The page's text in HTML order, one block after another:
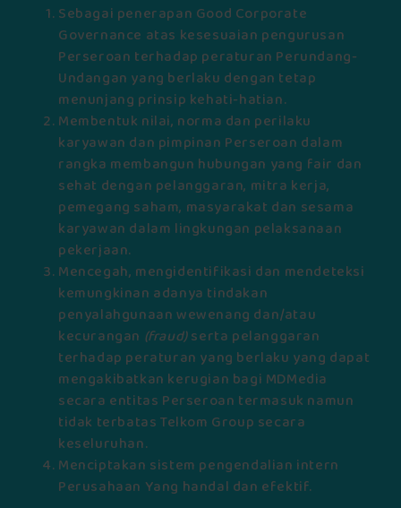
Sebagai penerapan Good Corporate
Governance atas kesesuaian pengurusan
Perseroan terhadap peraturan Perundang-
Undangan yang berlaku dengan tetap
menunjang prinsip kehati-hatian.
Membentuk nilai, norma dan perilaku
karyawan dan pimpinan Perseroan dalam
rangka membangun hubungan yang fair dan
sehat dengan pelanggaran, mitra kerja,
pemegang saham, masyarakat dan sesama
karyawan dalam lingkungan pelaksanaan
pekerjaan.
Mencegah, mengidentifikasi dan mendeteksi
kemungkinan adanya tindakan
penyalahgunaan wewenang dan/atau
kecurangan(fraud)serta pelanggaran
terhadap peraturan yang berlaku yang dapat
mengakibatkan kerugian bagi MDMedia
secara entitas Perseroan termasuk namun
tidak terbatas Telkom Group secara
keseluruhan.
Menciptakan sistem pengendalian intern
Perusahaan Yang handal dan efektif.